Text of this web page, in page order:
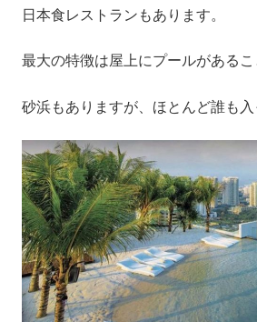
日本食レストランもあります。
最大の特徴は屋上にプールがあるこ
砂浜もありますが、ほとんど誰も入